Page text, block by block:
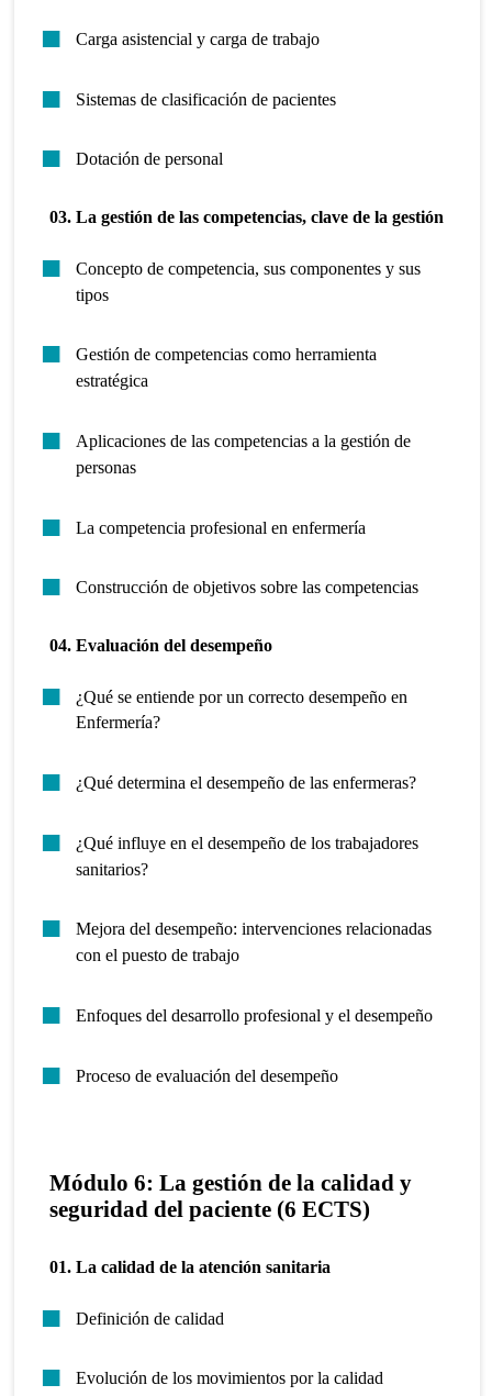
Carga asistencial y carga de trabajo
Sistemas de clasificación de pacientes
Dotación de personal
03. La gestión de las competencias, clave de la gestión
Concepto de competencia, sus componentes y sus
tipos
Gestión de competencias como herramienta
estratégica
Aplicaciones de las competencias a la gestión de
personas
La competencia profesional en enfermería
Construcción de objetivos sobre las competencias
04. Evaluación del desempeño
¿Qué se entiende por un correcto desempeño en
Enfermería?
¿Qué determina el desempeño de las enfermeras?
¿Qué influye en el desempeño de los trabajadores
sanitarios?
Mejora del desempeño: intervenciones relacionadas
con el puesto de trabajo
Enfoques del desarrollo profesional y el desempeño
Proceso de evaluación del desempeño
Módulo 6: La gestión de la calidad y
seguridad del paciente (6 ECTS)
01. La calidad de la atención sanitaria
Definición de calidad
Evolución de los movimientos por la calidad